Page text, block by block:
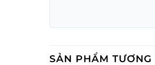
SẢN PHẨM TƯƠNG